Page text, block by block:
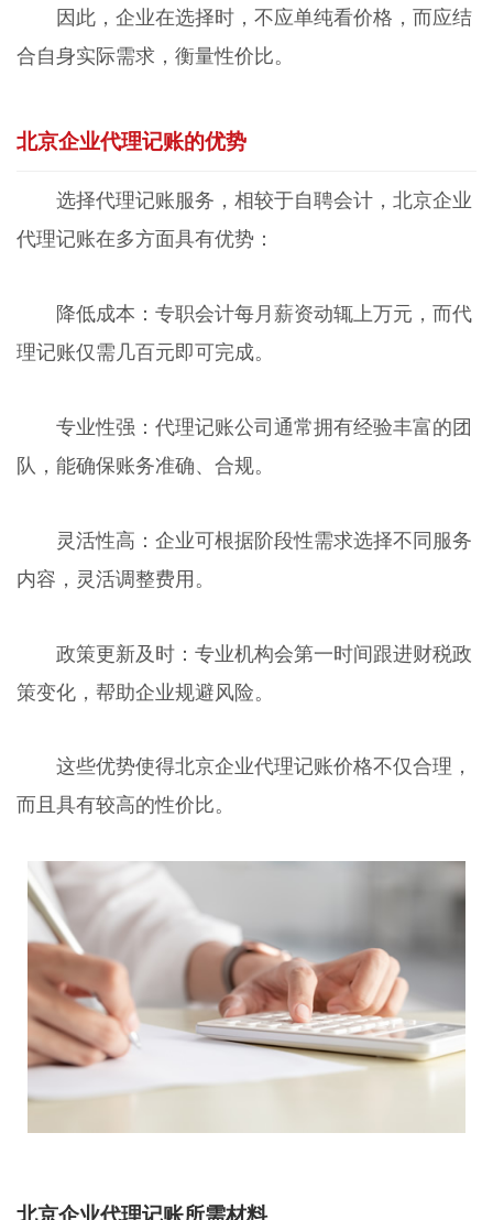
因此，企业在选择时，不应单纯看价格，而应结
合自身实际需求，衡量性价比。
北京企业代理记账的优势
选择代理记账服务，相较于自聘会计，北京企业
代理记账在多方面具有优势：
降低成本：专职会计每月薪资动辄上万元，而代
理记账仅需几百元即可完成。
专业性强：代理记账公司通常拥有经验丰富的团
队，能确保账务准确、合规。
灵活性高：企业可根据阶段性需求选择不同服务
内容，灵活调整费用。
政策更新及时：专业机构会第一时间跟进财税政
策变化，帮助企业规避风险。
这些优势使得北京企业代理记账价格不仅合理，
而且具有较高的性价比。
北京企业代理记账所需材料